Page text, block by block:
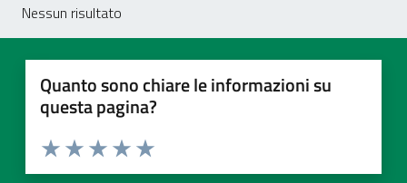
Nessun risultato
Quanto sono chiare le informazioni su
questa pagina?
Valuta 5 stelle su 5
Valuta 4 stelle su 5
Valuta 3 stelle su 5
Valuta 2 stelle su 5
Valuta 1 stelle su 5